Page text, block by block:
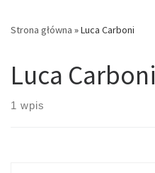
Strona główna »Luca Carboni
Luca Carboni
1 wpis